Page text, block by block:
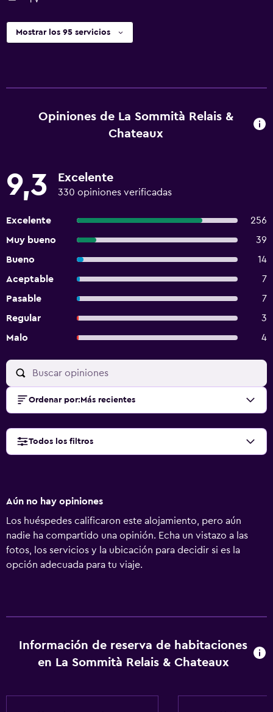
Mostrar los 95 servicios
Opiniones de La Sommità Relais &
Chateaux
9,3 Excelente
330 opiniones verificadas
Excelente
256
Muy bueno
39
Bueno
14
Aceptable
7
Pasable
7
Regular
3
Malo
4
Ordenar por: Más recientes
Todos los filtros
Aún no hay opiniones
Los huéspedes calificaron este alojamiento, pero aún
nadie ha compartido una opinión. Echa un vistazo a las
fotos, los servicios y la ubicación para decidir si es la
opción adecuada para tu viaje.
Información de reserva de habitaciones
en La Sommità Relais & Chateaux